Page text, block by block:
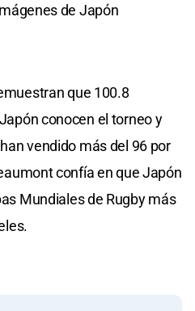
de Japón
que 100.8
conocen el torneo y
vendido más del 96 por
confía en que Japón
Mundiales de Rugby más